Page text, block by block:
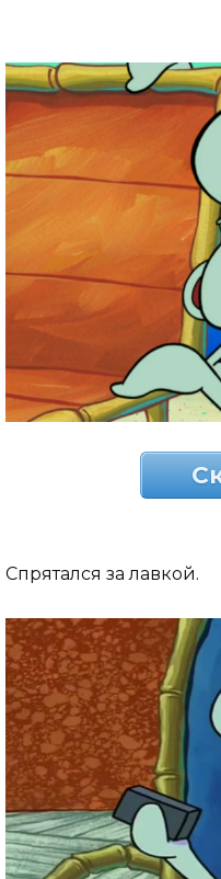
Спрятался за лавкой.